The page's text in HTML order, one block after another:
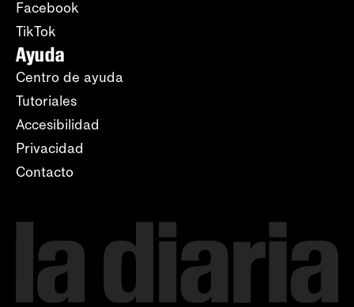
Facebook
TikTok
Ayuda
Centro de ayuda
Tutoriales
Accesibilidad
Privacidad
Contacto